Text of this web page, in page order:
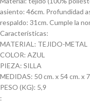
asiento: 46cm. Profundidad
respaldo: 31cm. Cumple la
Características:
MATERIAL: TEJIDO-METAL
COLOR: AZUL
PIEZA: SILLA
MEDIDAS: 50 cm. x 54 cm. x
PESO (KG): 5,9
: